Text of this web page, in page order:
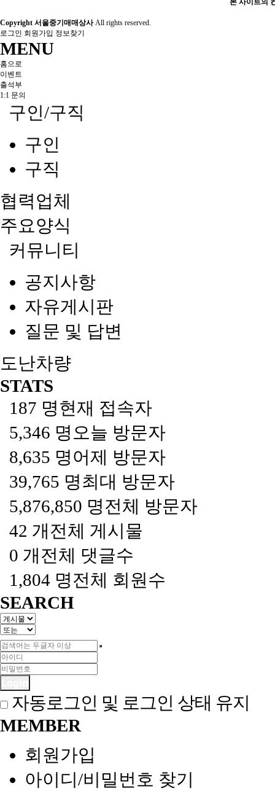
본 사이트의
Copyright 서울중기매매상사All rights reserved.
로그인 회원가입 정보찾기
MENU
홈으로
이벤트
출석부
1:1 문의
구인/구직
구인
구직
협력업체
주요양식
커뮤니티
공지사항
자유게시판
질문 및 답변
도난차량
STATS
187 명현재 접속자
5,346 명 오늘 방문자
8,635 명어제 방문자
39,765 명최대 방문자
5,876,850 명전체 방문자
42 개 전체 게시물
0 개 전체 댓글수
1,804 명전체 회원수
SEARCH
자동로그인 및 로그인 상태 유지
MEMBER
회원가입
아이디/비밀번호 찾기